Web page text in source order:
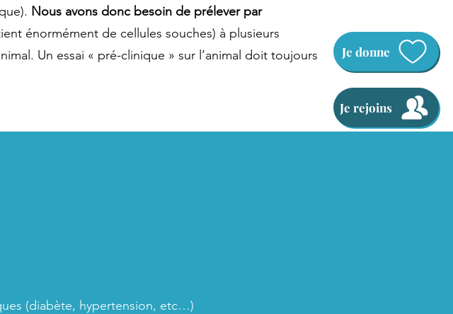
Je rejoins
Je donne
Nous avons donc besoin de prélever par
énormément de cellules souches) à plusieurs
Un essai « pré-clinique » sur l’animal doit toujours
(diabète, hypertension, etc…)